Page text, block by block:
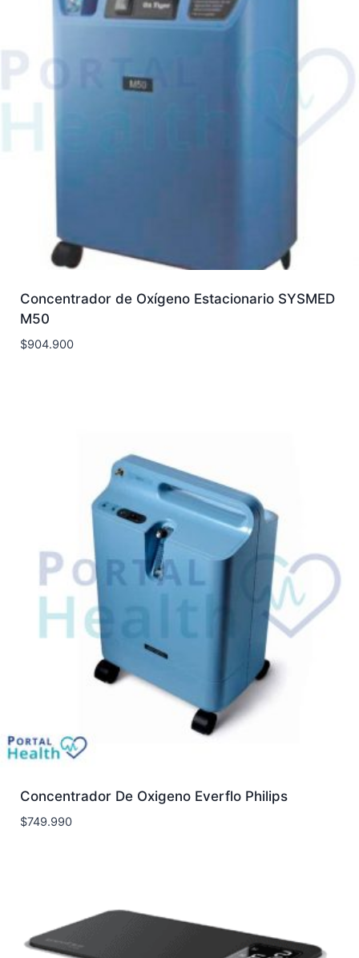
Concentrador de Oxígeno Estacionario SYSMED
M50
$904.900
Concentrador De Oxigeno Everflo Philips
$749.990